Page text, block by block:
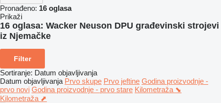
Pronađeno: 16 oglasa
Prikaži
16 oglasa: Wacker Neuson DPU građevinski strojevi
iz Njemačke
Filter
Sortiranje: Datum objavljivanja
Datum objavljivanja Prvo skupe Prvo jeftine Godina proizvodnje -
prvo novi Godina proizvodnje - prvo stare Kilometraža ⬊
Kilometraža ⬈